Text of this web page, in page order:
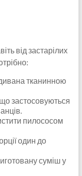
від застарілих
тканинною
застосовуються
пилососом
один до
суміш у